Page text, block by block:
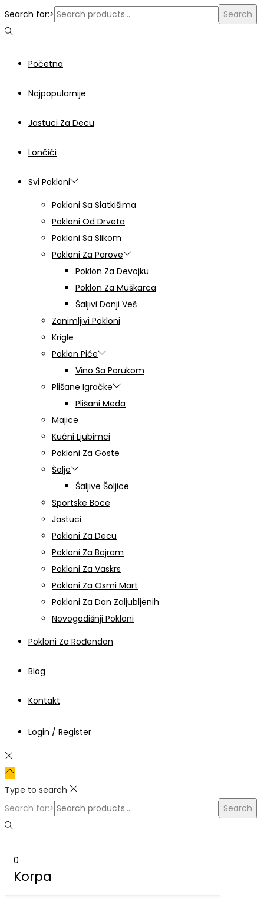
Search for:> Search
Početna
Najpopularnije
Jastuci Za Decu
Lončići
Svi Pokloni
Pokloni Sa Slatkišima
Pokloni Od Drveta
Pokloni Sa Slikom
Pokloni Za Parove
Poklon Za Devojku
Poklon Za Muškarca
Šaljivi Donji Veš
Zanimljivi Pokloni
Krigle
Poklon Piće
Vino Sa Porukom
Plišane Igračke
Plišani Meda
Majice
Kućni Ljubimci
Pokloni Za Goste
Šolje
Šaljive Šoljice
Sportske Boce
Jastuci
Pokloni Za Decu
Pokloni Za Bajram
Pokloni Za Vaskrs
Pokloni Za Osmi Mart
Pokloni Za Dan Zaljubljenih
Novogodišnji Pokloni
Pokloni Za Rođendan
Blog
Kontakt
Login / Register
Type to search
Search for:>
Search
0
Korpa